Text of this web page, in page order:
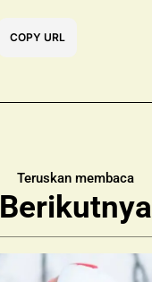
COPY URL
Teruskan membaca
Berikutnya